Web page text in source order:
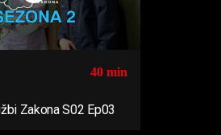
40 min
Zakona S02 Ep03